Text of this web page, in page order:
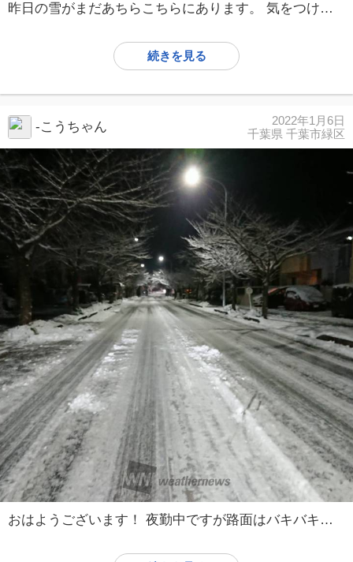
昨日の雪がまだあちらこちらにあります。 気をつけて出勤しないとですね。
続きを見る
-こうちゃん
2022年1月6日
千葉県 千葉市緑区
おはようございます！ 夜勤中ですが路面はバキバキに凍結してます！ 運転には十分お気をつけください！ #朝イチリポート